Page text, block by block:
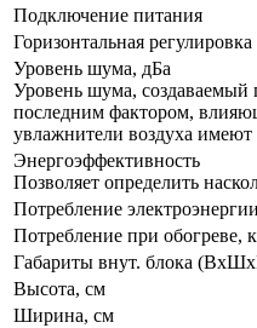
Подключение питания
Горизонтальная регулировка
Уровень шума, дБа
Уровень шума, создаваемый
последним фактором,
увлажнители воздуха
Энергоэффективность
Позволяет определить
Потребление
Потребление при обогреве,
Габариты внут. блока
Высота, см
Ширина, см